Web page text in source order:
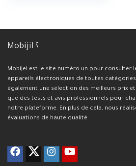
Mobijil ؟
Mobijel est le site numéro un pour consulter
appareils électroniques de toutes
également une sélection des meilleurs prix
que des tests et avis professionnels pour
notre plateforme. En plus de cela, nous
évaluations de haute qualité.